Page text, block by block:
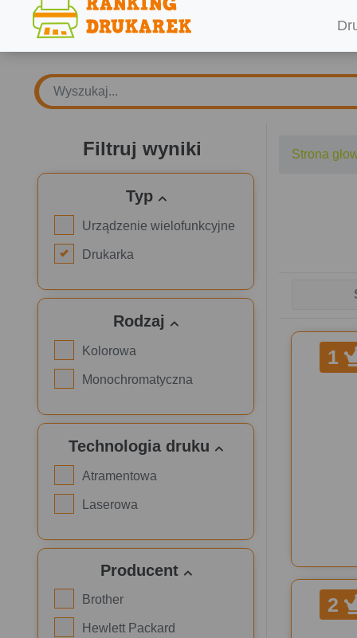
Filtruj wyniki
Typ
Urządzenie wielofunkcyjne
Drukarka
Rodzaj
Kolorowa
Monochromatyczna
Technologia druku
Atramentowa
Laserowa
Producent
Brother
Hewlett Packard
Strona
1
2